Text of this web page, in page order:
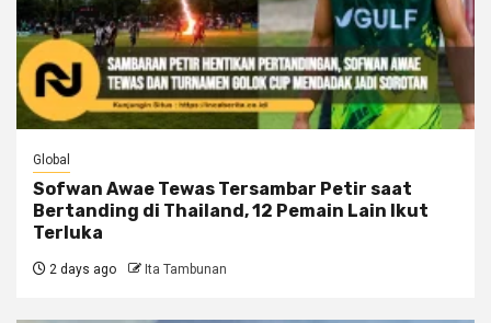
Global
Sofwan Awae Tewas Tersambar Petir saat
Bertanding di Thailand, 12 Pemain Lain Ikut
Terluka
2 days ago Ita Tambunan